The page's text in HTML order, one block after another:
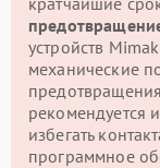
устройств
механические
рекомендуется
избегать
программное